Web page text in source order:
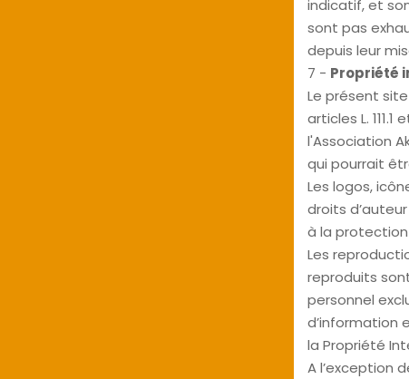
indicatif, et
sont pas
depuis leur
7 - Propriété
Le présent
articles L.
l'Association
qui pourrait
Les logos,
droits
à la
Les
reproduits
personnel
d’information
la Propriété
A l’exception